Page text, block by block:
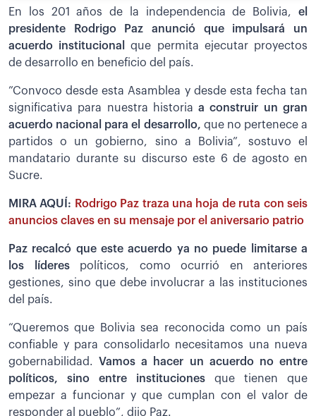
En los 201 años de la independencia de Bolivia, el
presidente Rodrigo Paz anunció que impulsará un
acuerdo institucional
que permita ejecutar proyectos
de desarrollo en beneficio del país.
”Convoco desde esta Asamblea y desde esta fecha tan
significativa para nuestra historiaa construir un gran
acuerdo nacional para el desarrollo, que no pertenece a
partidos o un gobierno, sino a Bolivia”, sostuvo el
mandatario durante su discurso este 6 de agosto en
Sucre.
MIRA AQUÍ: Rodrigo Paz traza una hoja de ruta con seis
anuncios claves en su mensaje por el aniversario patrio
Paz recalcó que este acuerdo ya no puede limitarse a
los líderespolíticos, como ocurrió en anteriores
gestiones, sino que debe involucrar a las instituciones
del país.
“Queremos que Bolivia sea reconocida como un país
confiable y para consolidarlo necesitamos una nueva
gobernabilidad.
Vamos a hacer un acuerdo no entre
políticos, sino entre instituciones que tienen que
empezar a funcionar y que cumplan con el valor de
responder al pueblo”, dijo Paz.